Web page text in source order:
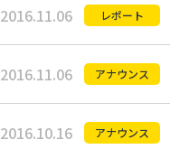
2016.11.06 レポート
2016.11.06 アナウンス
2016.10.16 アナウンス